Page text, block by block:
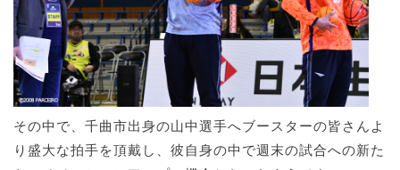
その中で、千曲市出身の山中選手へブースターの皆さんよ
り盛大な拍手を頂戴し、彼自身の中で週末の試合への新た